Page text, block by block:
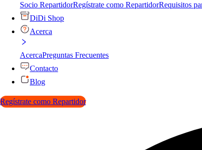
Socio RepartidorRegístrate como RepartidorRequisitos
DiDi Shop
Acerca
AcercaPreguntas Frecuentes
Contacto
Blog
Regístrate como Repartidor